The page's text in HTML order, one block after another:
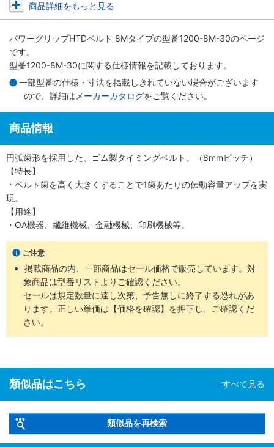
商品詳細をもっと見る
パワーグリップHTDベルト 8Mタイプの型番1200-8M-30のページ
です。
型番1200-8M-30に関する仕様情報を記載しております。
一部型番の仕様・寸法を掲載しきれていない場合がございます
ので、詳細は メーカーカタログをご覧ください。
商品情報
円弧歯形を採用した、ゴム製タイミングベルト。（8mmピッチ）
【特長】
・ベルト歯を高く大きくすることで1歯あたりの伝動容量アップを実
現。
【用途】
・OA機器、繊維機械、金融機械、印刷機械等。
ご注意
掲載商品の内、一部商品はセール価格で販売しています。対
象商品は型番リストよりご確認ください。
セールは規定数量に達し次第、予告無しに終了する恐れがあ
ります。正しい単価は【価格を確認】を押下し、ご確認くだ
さい。
類似品はこちら すべて見る
類似品を再検索